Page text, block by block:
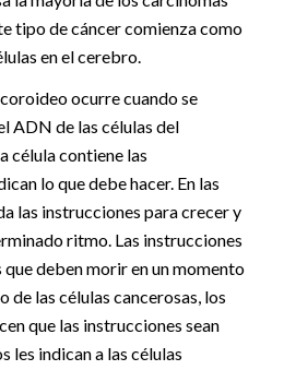
tipo de cáncer comienza como
en el cerebro.
ocurre cuando se
ADN de las células del
célula contiene las
lo que debe hacer. En las
las instrucciones para crecer y
ritmo. Las instrucciones
que deben morir en un momento
de las células cancerosas, los
que las instrucciones sean
les indican a las células